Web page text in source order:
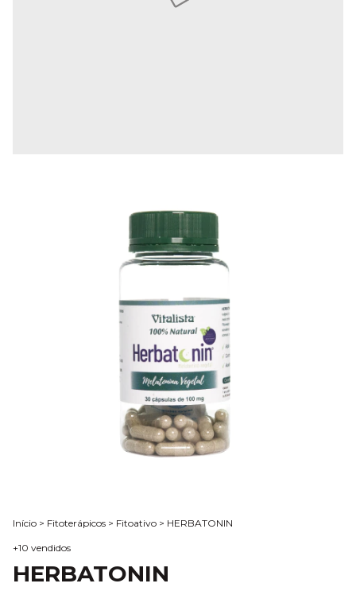
Início > Fitoterápicos > Fitoativo > HERBATONIN
+10 vendidos
HERBATONIN